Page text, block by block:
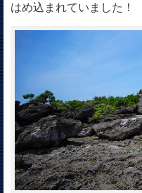
はめ込まれていました！